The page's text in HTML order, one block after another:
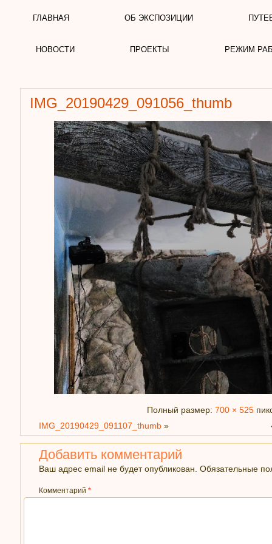
ГЛАВНАЯ ОБ ЭКСПОЗИЦИИ
НОВОСТИ ПРОЕКТЫ РЕЖИМ
IMG_20190429_091056_thumb
Полный размер: 700 × 525
IMG_20190429_091107_thumb »
Добавить комментарий
Ваш адрес email не будет опубликован. Обязательные
Комментарий *